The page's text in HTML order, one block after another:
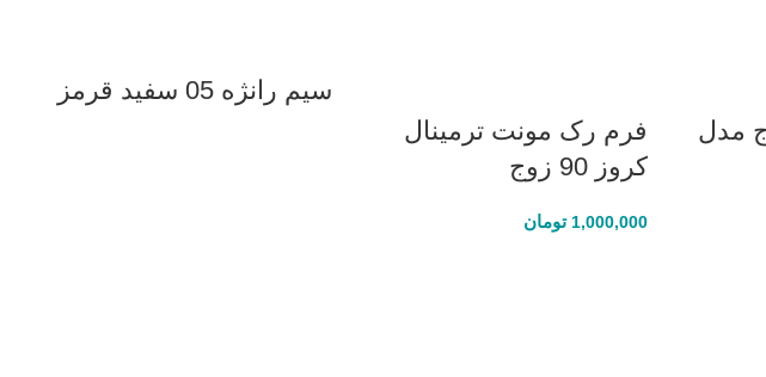
50 زوج مدل
فرم رک مونت ترمینال
کروز 90 زوج
1,000,000 تومان
سیم رانژه 05 سفید قرمز